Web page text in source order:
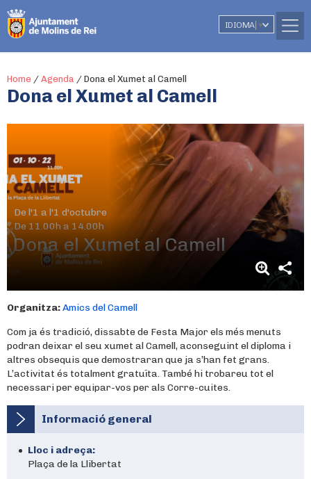
IDIOMA ▼
Home / Agenda / Dona el Xumet al Camell
Dona el Xumet al Camell
De l'1 a l'1 d'octubre
De 11.00h a 14.00h
Dona el Xumet al Camell
Organitza:Amics del Camell
Com ja és tradició, dissabte de Festa Major els més menuts
podran deixar el seu xumet al Camell, aconseguint el diploma i
altres obsequis que demostraran que ja s’han fet grans.
L’activitat és totalment gratuïta. També hi trobareu tot el
necessari per equipar-vos per als Corre-cuites.
Informació general
Lloc i adreça:
Plaça de la Llibertat